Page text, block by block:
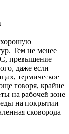
хорошую
Тем не менее
превышение
даже если
термическое
говоря, крайне
на рабочей зоне
на покрытии
сковорода